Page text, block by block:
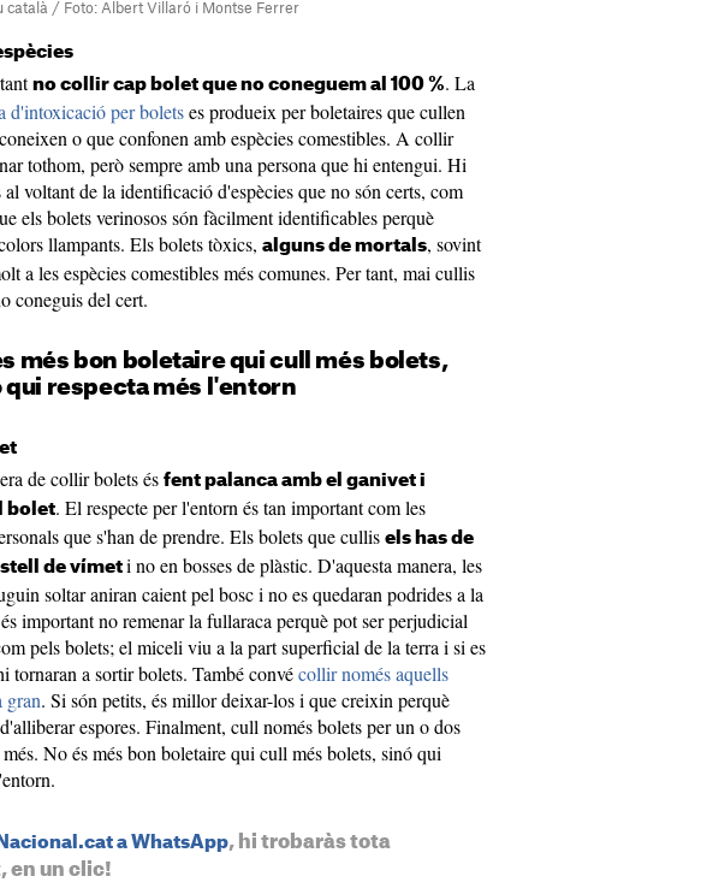
català / Foto: Albert Villaró i Montse Ferrer
no collir cap bolet que no coneguem al 100 %. La
d'intoxicació per boletses produeix per boletaires que cullen
o que confonen amb espècies comestibles. A collir
tothom, però sempre amb una persona que hi entengui. Hi
voltant de la identificació d'espècies que no són certs, com
els bolets verinosos són fàcilment identificables perquè
llampants. Els bolets tòxics, alguns de mortals, sovint
a les espècies comestibles més comunes. Per tant, mai cullis
coneguis del cert.
més bon boletaire qui cull més bolets,
qui respecta més l'entorn
de collir bolets és fent palanca amb el ganivet i
bolet. El respecte per l'entorn és tan important com les
que s'han de prendre. Els bolets que cullis els has de
de vímet i no en bosses de plàstic. D'aquesta manera, les
soltar aniran caient pel bosc i no es quedaran podrides a la
important no remenar la fullaraca perquè pot ser perjudicial
pels bolets; el miceli viu a la part superficial de la terra i si es
tornaran a sortir bolets. També convécollir només aquells
gran. Si són petits, és millor deixar-los i que creixin perquè
espores. Finalment, cull només bolets per un o dos
No és més bon boletaire qui cull més bolets, sinó qui
a WhatsApp, hi trobaràs tota
en un clic!